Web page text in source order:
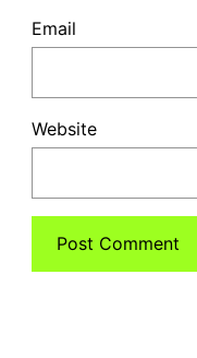
Email
Website